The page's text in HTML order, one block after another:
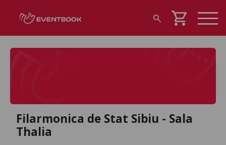
search shopping_cart
Filarmonica de Stat Sibiu - Sala
Thalia